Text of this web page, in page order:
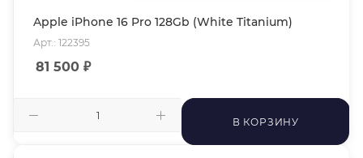
Apple iPhone 16 Pro 128Gb (White Titanium)
Арт.: 122395
81 500 ₽
В КОРЗИНУ